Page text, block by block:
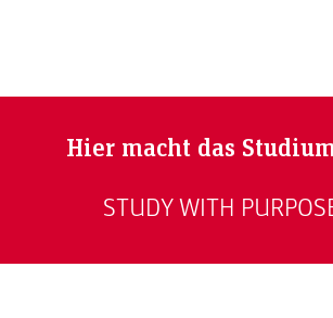
Hier macht das
STUDY WITH